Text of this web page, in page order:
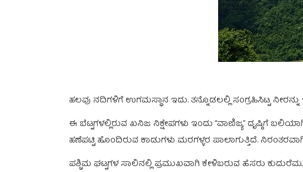
ಹಲವು ನದಿಗಳಿಗೆ ಉಗಮಸ್ಥಾನ ಇದು. ತನ್ನೊಡಲಲ್ಲಿ ಸಂಗ್ರಹಿಸಿಟ್ಟ
ಈ ಬೆಟ್ಟಗಳಲ್ಲಿರುವ ಖನಿಜ ನಿಕ್ಷೇಪಗಳು ಇಂದು “ವಾಣಿಜ್ಯ” ದೃಷ್ಠಿಗೆ
ಹಣೆಪಟ್ಟಿ ಹೊಂದಿರುವ ಕಾಡುಗಳು ಮರಗಳ್ಳರ ಪಾಲಾಗುತ್ತಿದೆ.
ಪಶ್ಚಿಮ ಘಟ್ಟಗಳ ಸಾಲಿನಲ್ಲಿ ಪ್ರಮುಖವಾಗಿ ಕೇಳಿಬರುವ ಹೆಸರು